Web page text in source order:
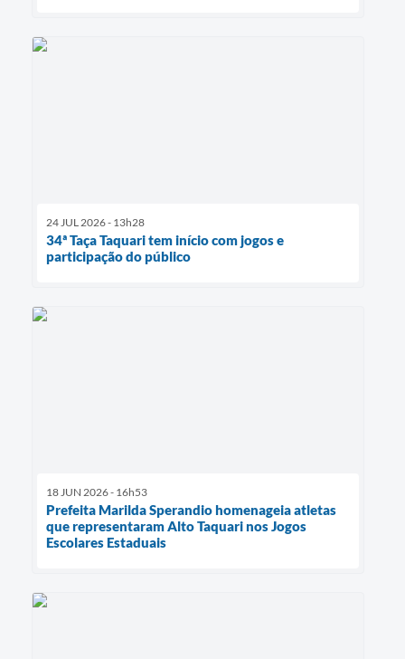
24 JUL 2026 - 13h28
34ª Taça Taquari tem início com jogos e
participação do público
18 JUN 2026 - 16h53
Prefeita Marilda Sperandio homenageia atletas
que representaram Alto Taquari nos Jogos
Escolares Estaduais